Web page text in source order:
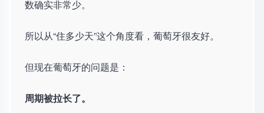
数确实非常少。
所以从“住多少天”这个角度看，葡萄牙很友好。
但现在葡萄牙的问题是：
周期被拉长了。